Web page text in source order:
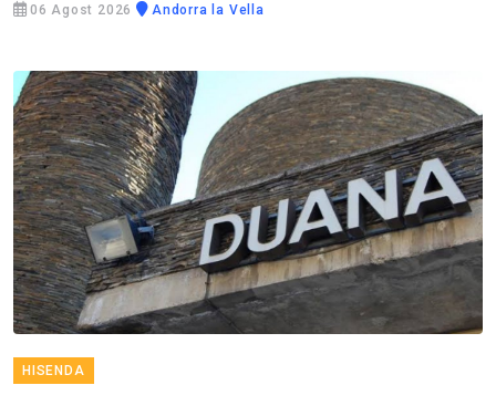
06 Agost 2026 Andorra la Vella
HISENDA